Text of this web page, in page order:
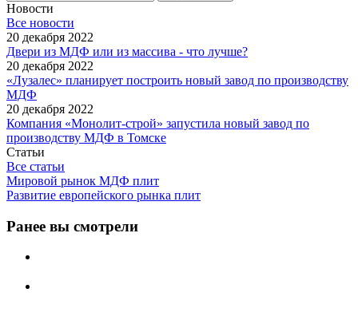
Новости
Все новости
20 декабря 2022
Двери из МДФ или из массива - что лучше?
20 декабря 2022
«Лузалес» планирует построить новый завод по производству
МДФ
20 декабря 2022
Компания «Монолит-строй» запустила новый завод по
производству МДФ в Томске
Статьи
Все статьи
Мировой рынок МДФ плит
Развитие европейского рынка плит
Ранее вы смотрели